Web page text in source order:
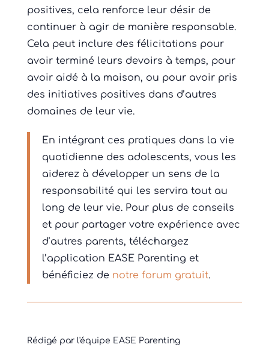
positives, cela renforce leur désir de
continuer à agir de manière responsable.
Cela peut inclure des félicitations pour
avoir terminé leurs devoirs à temps, pour
avoir aidé à la maison, ou pour avoir pris
des initiatives positives dans d’autres
domaines de leur vie.
En intégrant ces pratiques dans la vie
quotidienne des adolescents, vous les
aiderez à développer un sens de la
responsabilité qui les servira tout au
long de leur vie. Pour plus de conseils
et pour partager votre expérience avec
d’autres parents, téléchargez
l’application EASE Parenting et
bénéficiez de notre forum gratuit.
Rédigé par l'équipe EASE Parenting